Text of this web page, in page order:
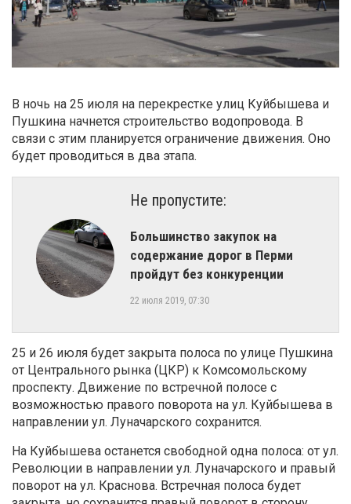
В ночь на 25 июля на перекрестке улиц Куйбышева и
Пушкина начнется строительство водопровода. В
связи с этим планируется ограничение движения. Оно
будет проводиться в два этапа.
Не пропустите:
Большинство закупок на
содержание дорог в Перми
пройдут без конкуренции
22 июля 2019, 07:30
25 и 26 июля будет закрыта полоса по улице Пушкина
от Центрального рынка (ЦКР) к Комсомольскому
проспекту. Движение по встречной полосе с
возможностью правого поворота на ул. Куйбышева в
направлении ул. Луначарского сохранится.
На Куйбышева останется свободной одна полоса: от ул.
Революции в направлении ул. Луначарского и правый
поворот на ул. Краснова. Встречная полоса будет